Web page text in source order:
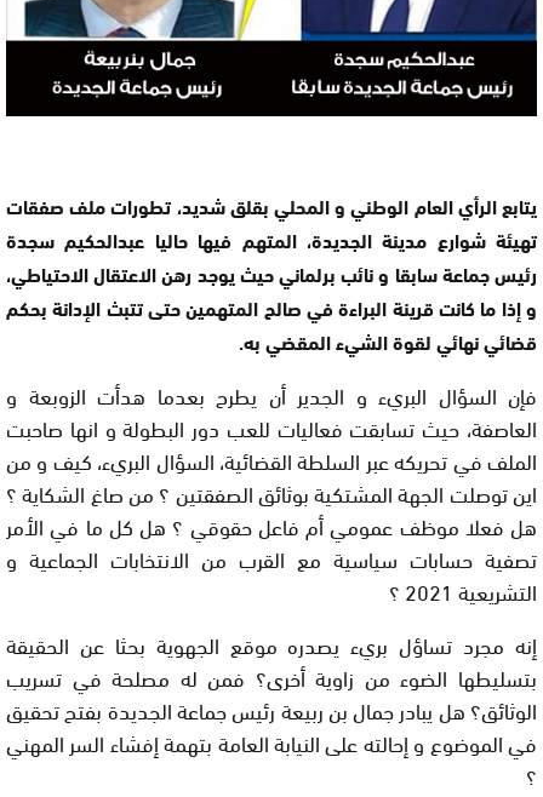
يتابع الرأي العام الوطني و المحلي بقلق شديد، تطورات ملف صفقات
تهيئة شوارع مدينة الجديدة، المتهم فيها حاليا عبدالحكيم سجدة
رئيس جماعة سابقا و نائب برلماني حيث يوجد رهن الاعتقال الاحتياطي،
و إذا ما كانت قرينة البراءة في صالح المتهمين حتى تتبث الإدانة بحكم
قضائي نهائي لقوة الشيء المقضي به.
فإن السؤال البريء و الجدير أن يطرح بعدما هدأت الزوبعة و
العاصفة، حيث تسابقت فعاليات للعب دور البطولة و انها صاحبت
الملف في تحريكه عبر السلطة القضائية، السؤال البريء، كيف و من
اين توصلت الجهة المشتكية بوثائق الصفقتين ؟ من صاغ الشكاية ؟
هل فعلا موظف عمومي أم فاعل حقوقي ؟ هل كل ما في الأمر
تصفية حسابات سياسية مع القرب من الانتخابات الجماعية و
التشريعية 2021 ؟
إنه مجرد تساؤل بريء يصدره موقع الجهوية بحثا عن الحقيقة
بتسليطها الضوء من زاوية أخرى؟ فمن له مصلحة في تسريب
الوثائق؟ هل يبادر جمال بن ربيعة رئيس جماعة الجديدة بفتح تحقيق
في الموضوع و إحالته على النيابة العامة بتهمة إفشاء السر المهني
؟